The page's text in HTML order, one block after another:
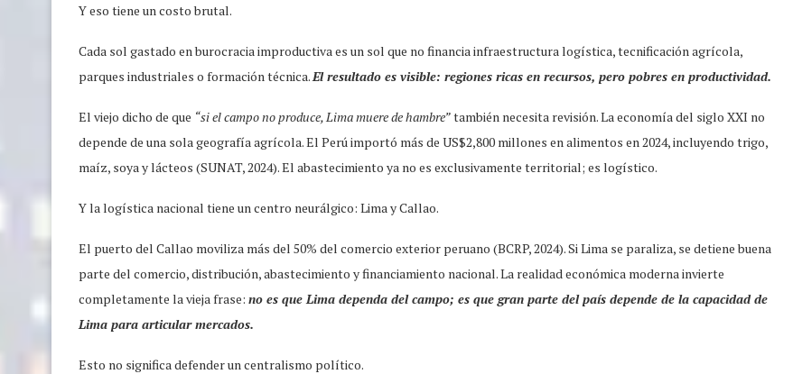
Y eso tiene un costo brutal.
Cada sol gastado en burocracia improductiva es un sol que no financia infraestructura logística, tecnificación agrícola,
parques industriales o formación técnica. El resultado es visible: regiones ricas en recursos, pero pobres en productividad.
El viejo dicho de que “si el campo no produce, Lima muere de hambre”también necesita revisión. La economía del siglo XXI no
depende de una sola geografía agrícola. El Perú importó más de US$2,800 millones en alimentos en 2024, incluyendo trigo,
maíz, soya y lácteos (SUNAT, 2024). El abastecimiento ya no es exclusivamente territorial; es logístico.
Y la logística nacional tiene un centro neurálgico: Lima y Callao.
El puerto del Callao moviliza más del 50% del comercio exterior peruano (BCRP, 2024). Si Lima se paraliza, se detiene buena
parte del comercio, distribución, abastecimiento y financiamiento nacional. La realidad económica moderna invierte
completamente la vieja frase: no es que Lima dependa del campo; es que gran parte del país depende de la capacidad de
Lima para articular mercados.
Esto no significa defender un centralismo político.